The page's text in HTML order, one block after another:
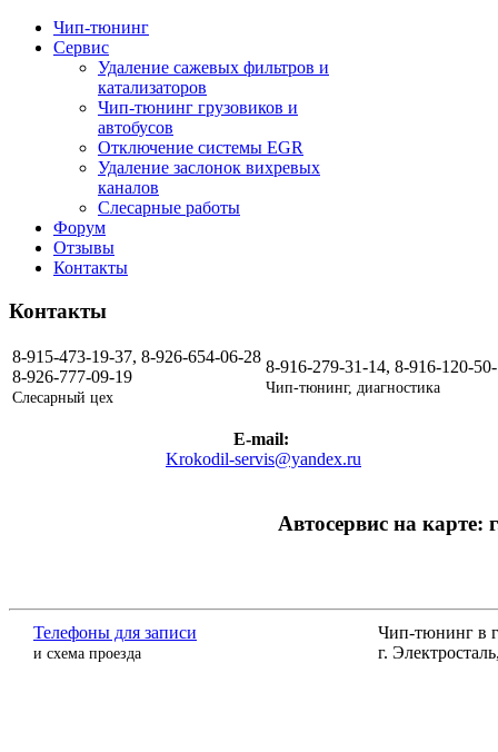
Чип-тюнинг
Сервис
Удаление сажевых фильтров и
катализаторов
Чип-тюнинг грузовиков и
автобусов
Отключение системы EGR
Удаление заслонок вихревых
каналов
Слесарные работы
Форум
Отзывы
Контакты
Контакты
8-915-473-19-37, 8-926-654-06-28
8-926-777-09-19
Слесарный цех
8-916-279-31-14, 8-916-120-
Чип-тюнинг, диагностика
E-mail:
Krokodil-servis@yandex.ru
Автосервис на карте:
Телефоны для записи
и схема проезда
Чип-тюнинг в
г.